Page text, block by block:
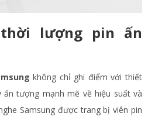
lượng pin ấn
không chỉ ghi điểm với thiết
tượng mạnh mẽ về hiệu suất và
Samsung được trang bị viên pin